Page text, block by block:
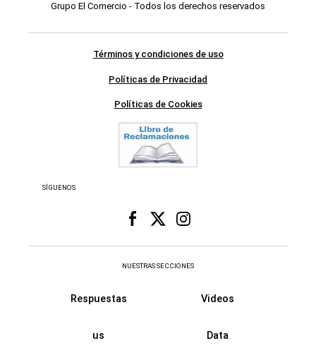
Grupo El Comercio - Todos los derechos reservados
Términos y condiciones de uso
Políticas de Privacidad
Políticas de Cookies
SÍGUENOS
NUESTRAS SECCIONES
Respuestas Videos
us Data